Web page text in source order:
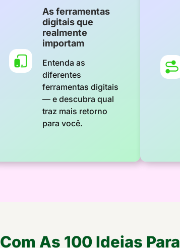
As ferramentas
digitais que
realmente
importam
Entenda as
diferentes
ferramentas digitais
— e descubra qual
traz mais retorno
para você.
As 100 Ideias Para